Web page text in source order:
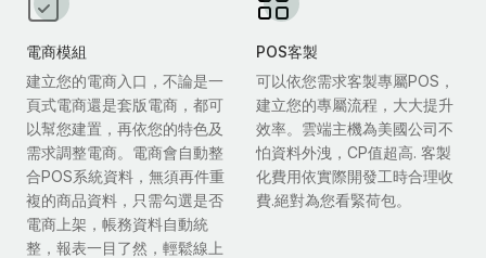
電商模組
建立您的電商入口，不論是一
頁式電商還是套版電商，都可
以幫您建置，再依您的特色及
需求調整電商。電商會自動整
合POS系統資料，無須再件重
複的商品資料，只需勾選是否
電商上架，帳務資料自動統
整，報表一目了然，輕鬆線上
POS客製
可以依您需求客製專屬POS，
建立您的專屬流程，大大提升
效率。雲端主機為美國公司不
怕資料外洩，CP值超高. 客製
化費用依實際開發工時合理收
費.絕對為您看緊荷包。